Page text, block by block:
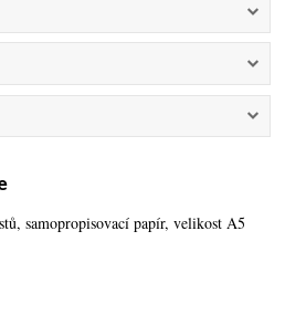
samopropisovací papír, velikost A5